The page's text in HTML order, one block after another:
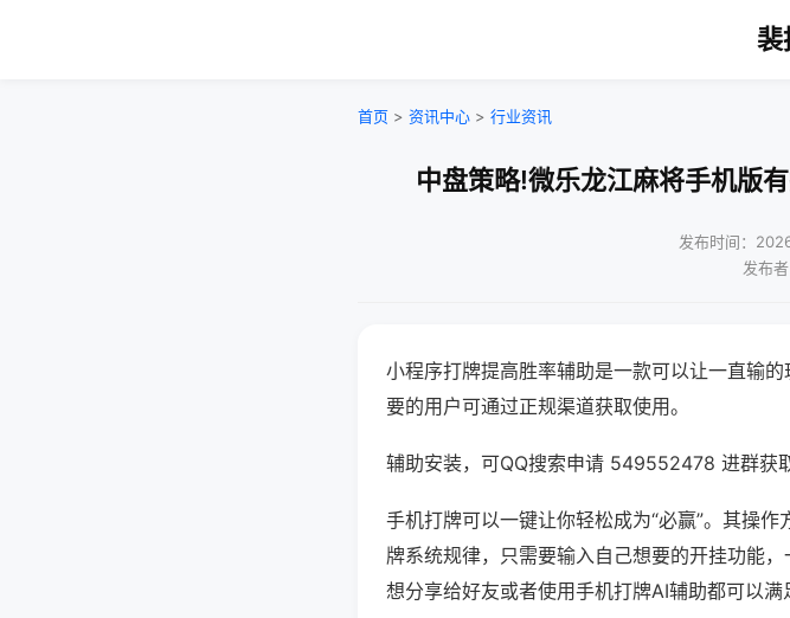
裴
首页 > 资讯中心 > 行业资讯
中盘策略!微乐龙江麻将手机版
发布时间：
发布
小程序打牌提高胜率辅助是一款可以让一直输
要的用户可通过正规渠道获取使用。
辅助安装，可QQ搜索申请 549552478 进群获
手机打牌可以一键让你轻松成为“必赢”。其操
牌系统规律，只需要输入自己想要的开挂功能
想分享给好友或者使用手机打牌AI辅助都可以满